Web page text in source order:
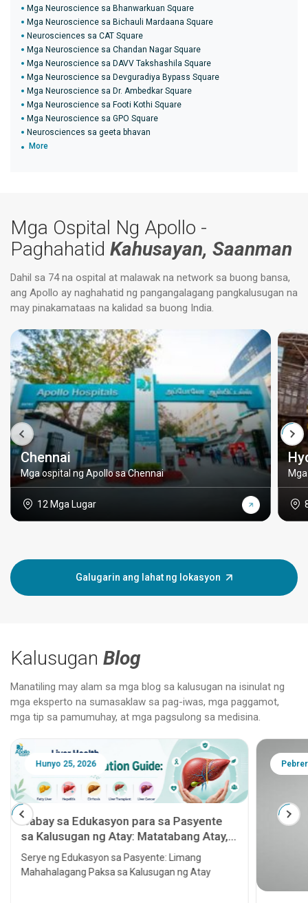
Mga Neuroscience sa Bhanwarkuan Square
Mga Neuroscience sa Bichauli Mardaana Square
Neurosciences sa CAT Square
Mga Neuroscience sa Chandan Nagar Square
Mga Neuroscience sa DAVV Takshashila Square
Mga Neuroscience sa Devguradiya Bypass Square
Mga Neuroscience sa Dr. Ambedkar Square
Mga Neuroscience sa Footi Kothi Square
Mga Neuroscience sa GPO Square
Neurosciences sa geeta bhavan
More
Mga Ospital Ng Apollo -
Paghahatid Kahusayan, Saanman
Dahil sa 74 na ospital at malawak na network sa buong bansa,
ang Apollo ay naghahatid ng pangangalagang pangkalusugan na
may pinakamataas na kalidad sa buong India.
Chennai
Mga ospital ng Apollo sa Chennai
12 Mga Lugar
Galugarin ang lahat ng lokasyon
Kalusugan Blog
Manatiling may alam sa mga blog sa kalusugan na isinulat ng
mga eksperto na sumasaklaw sa pag-iwas, mga paggamot,
mga tip sa pamumuhay, at mga pagsulong sa medisina.
Hunyo 25, 2026
Gabay sa Edukasyon para sa Pasyente
sa Kalusugan ng Atay: Matatabang Atay,
Hepatitis, Cirrhosis, Paglipat ng Atay at
Kanser sa Atay
Serye ng Edukasyon sa Pasyente: Limang
Mahahalagang Paksa sa Kalusugan ng Atay